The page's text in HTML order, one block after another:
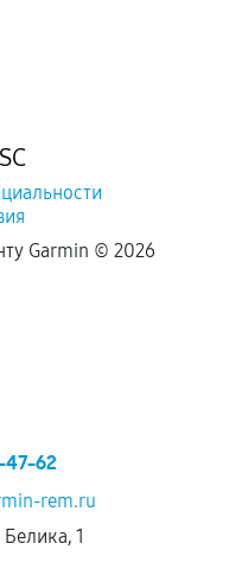
Garmin © 2026
47-62
rem.ru
1